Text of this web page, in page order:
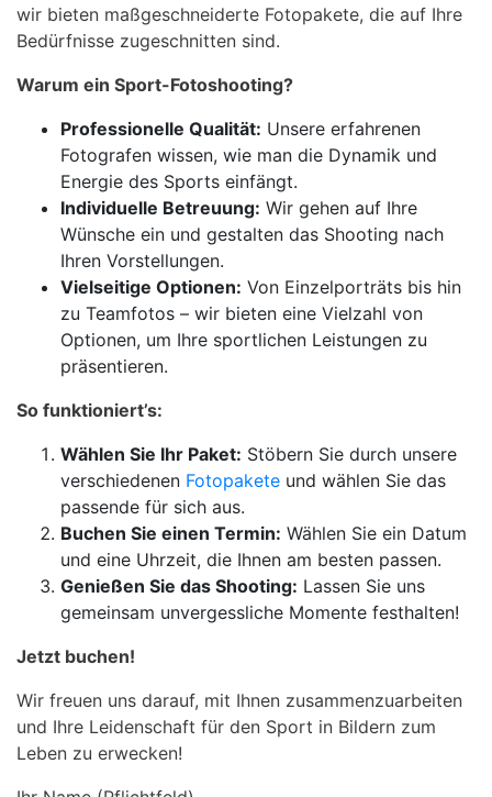
wir bieten maßgeschneiderte Fotopakete, die auf Ihre
Bedürfnisse zugeschnitten sind.
Warum ein Sport-Fotoshooting?
Professionelle Qualität: Unsere erfahrenen
Fotografen wissen, wie man die Dynamik und
Energie des Sports einfängt.
Individuelle Betreuung: Wir gehen auf Ihre
Wünsche ein und gestalten das Shooting nach
Ihren Vorstellungen.
Vielseitige Optionen: Von Einzelporträts bis hin
zu Teamfotos – wir bieten eine Vielzahl von
Optionen, um Ihre sportlichen Leistungen zu
präsentieren.
So funktioniert’s:
Wählen Sie Ihr Paket: Stöbern Sie durch unsere
verschiedenen Fotopakete und wählen Sie das
passende für sich aus.
Buchen Sie einen Termin: Wählen Sie ein Datum
und eine Uhrzeit, die Ihnen am besten passen.
Genießen Sie das Shooting: Lassen Sie uns
gemeinsam unvergessliche Momente festhalten!
Jetzt buchen!
Wir freuen uns darauf, mit Ihnen zusammenzuarbeiten
und Ihre Leidenschaft für den Sport in Bildern zum
Leben zu erwecken!